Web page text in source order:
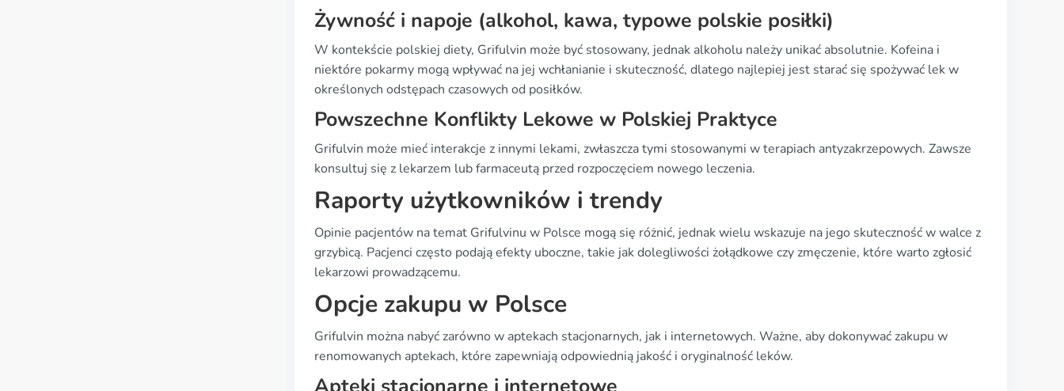
Żywność i napoje (alkohol, kawa, typowe polskie posiłki)
W kontekście polskiej diety, Grifulvin może być stosowany, jednak alkoholu należy unikać absolutnie. Kofeina i
niektóre pokarmy mogą wpływać na jej wchłanianie i skuteczność, dlatego najlepiej jest starać się spożywać lek w
określonych odstępach czasowych od posiłków.
Powszechne Konflikty Lekowe w Polskiej Praktyce
Grifulvin może mieć interakcje z innymi lekami, zwłaszcza tymi stosowanymi w terapiach antyzakrzepowych. Zawsze
konsultuj się z lekarzem lub farmaceutą przed rozpoczęciem nowego leczenia.
Raporty użytkowników i trendy
Opinie pacjentów na temat Grifulvinu w Polsce mogą się różnić, jednak wielu wskazuje na jego skuteczność w walce z
grzybicą. Pacjenci często podają efekty uboczne, takie jak dolegliwości żołądkowe czy zmęczenie, które warto zgłosić
lekarzowi prowadzącemu.
Opcje zakupu w Polsce
Grifulvin można nabyć zarówno w aptekach stacjonarnych, jak i internetowych. Ważne, aby dokonywać zakupu w
renomowanych aptekach, które zapewniają odpowiednią jakość i oryginalność leków.